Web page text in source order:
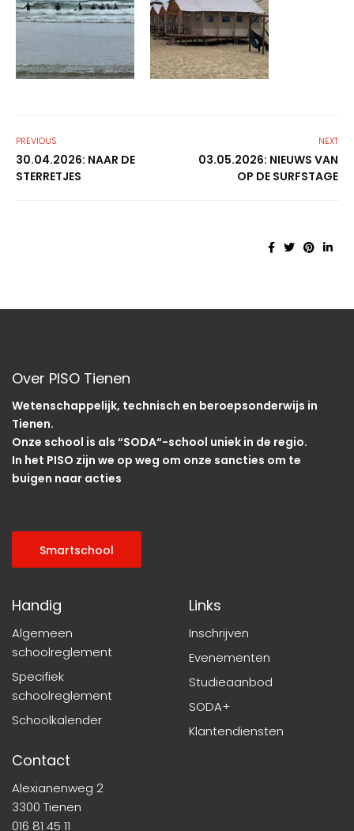
PREVIOUS
30.04.2026: NAAR DE
STERRETJES
NEXT
03.05.2026: NIEUWS VAN
OP DE SURFSTAGE
Over PISO Tienen
Wetenschappelijk, technisch en beroepsonderwijs in
Tienen.
Onze school is als “SODA“-school uniek in de regio.
In het PISO zijn we op weg om onze sancties om te
buigen naar acties
Smartschool
Handig
Algemeen
schoolreglement
Specifiek
schoolreglement
Schoolkalender
Links
Inschrijven
Evenementen
Studieaanbod
SODA+
Klantendiensten
Contact
Alexianenweg 2
3300 Tienen
016 81 45 11